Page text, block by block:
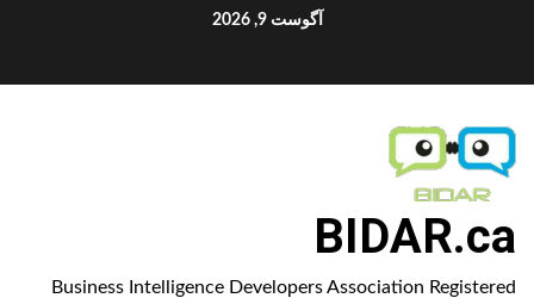
آگوست 9, 2026
BIDAR.ca
Business Intelligence Developers Association Registered